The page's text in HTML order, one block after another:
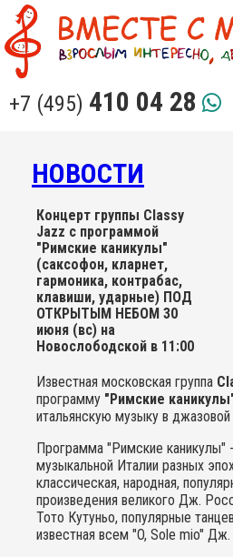
+7 (495) 410 04 28
НОВОСТИ
Концерт группы Classy
Jazz с программой
"Римские каникулы"
(саксофон, кларнет,
гармоника, контрабас,
клавиши, ударные) ПОД
ОТКРЫТЫМ НЕБОМ 30
июня (вс) на
Новослободской в 11:00
Известная московская группа
программу "Римские
итальянскую музыку в джазовой
Программа "Римские каникулы"
музыкальной Италии разных
классическая, народная,
произведения великого Дж.
Тото Кутуньо, популярные
известная всем "O, Sole mio" Дж.